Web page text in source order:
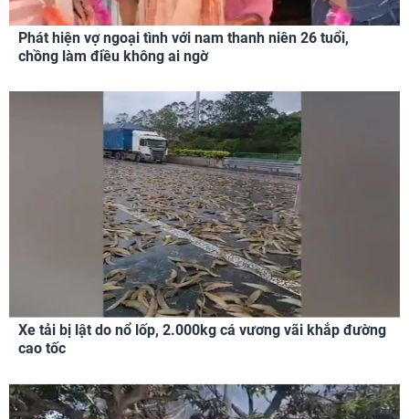
Phát hiện vợ ngoại tình với nam thanh niên 26 tuổi,
chồng làm điều không ai ngờ
Xe tải bị lật do nổ lốp, 2.000kg cá vương vãi khắp đường
cao tốc